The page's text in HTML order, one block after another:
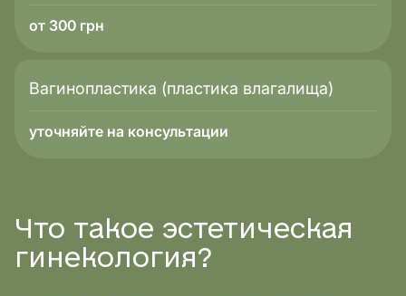
от 300 грн
Вагинопластика (пластика влагалища)
уточняйте на консультации
Что такое эстетическая
гинекология?